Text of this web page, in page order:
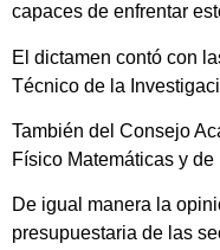
capaces de enfrentar
El dictamen contó con
Técnico de la
También del Consejo
Físico Matemáticas y
De igual manera la
presupuestaria de las